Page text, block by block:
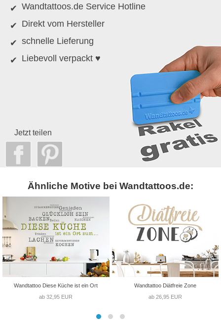
Wandtattoos.de Service Hotline
Direkt vom Hersteller
schnelle Lieferung
Liebevoll verpackt ♥
Jetzt teilen
Ähnliche Motive bei Wandtattoos.de:
Wandtattoo Diese Küche ist ein Ort
ab 32,95 EUR
Wandtattoo Diätfreie Zone
ab 26,95 EUR